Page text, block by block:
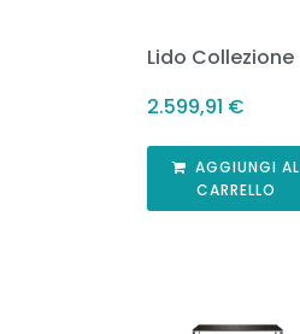
Lido Collezione
2.599,91 €
AGGIUNGI AL
CARRELLO